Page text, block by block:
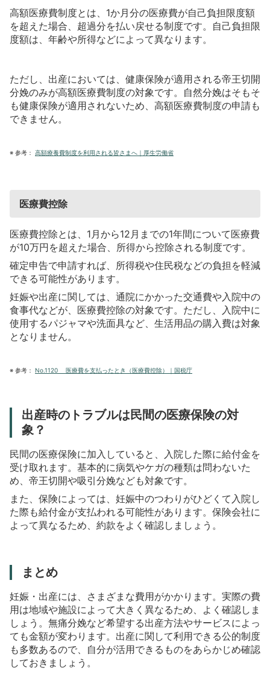
高額医療費制度とは、1か月分の医療費が自己負担限度額
を超えた場合、超過分を払い戻せる制度です。自己負担限
度額は、年齢や所得などによって異なります。
ただし、出産においては、健康保険が適用される帝王切開
分娩のみが高額医療費制度の対象です。自然分娩はそもそ
も健康保険が適用されないため、高額医療費制度の申請も
できません。
※ 参考： 高額療養費制度を利用される皆さまへ｜厚生労働省
医療費控除
医療費控除とは、1月から12月までの1年間について医療費
が10万円を超えた場合、所得から控除される制度です。
確定申告で申請すれば、所得税や住民税などの負担を軽減
できる可能性があります。
妊娠や出産に関しては、通院にかかった交通費や入院中の
食事代などが、医療費控除の対象です。ただし、入院中に
使用するパジャマや洗面具など、生活用品の購入費は対象
となりません。
※ 参考： No.1120 医療費を支払ったとき（医療費控除）｜国税庁
出産時のトラブルは民間の医療保険の対
象？
民間の医療保険に加入していると、入院した際に給付金を
受け取れます。基本的に病気やケガの種類は問わないた
め、帝王切開や吸引分娩なども対象です。
また、保険によっては、妊娠中のつわりがひどくて入院し
た際も給付金が支払われる可能性があります。保険会社に
よって異なるため、約款をよく確認しましょう。
まとめ
妊娠・出産には、さまざまな費用がかかります。実際の費
用は地域や施設によって大きく異なるため、よく確認しま
しょう。無痛分娩など希望する出産方法やサービスによっ
ても金額が変わります。出産に関して利用できる公的制度
も多数あるので、自分が活用できるものをあらかじめ確認
しておきましょう。